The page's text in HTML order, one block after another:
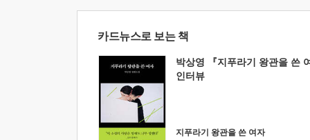
카드뉴스로 보는 책
박상영 『지푸라기 왕관을 쓴
인터뷰
지푸라기 왕관을 쓴 여자